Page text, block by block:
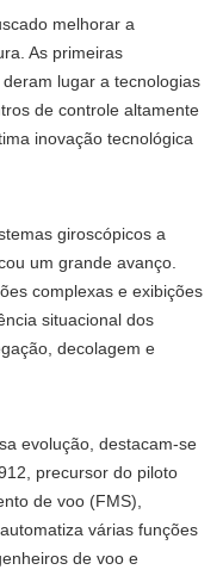
melhorar a
As primeiras
lugar a tecnologias
de controle altamente
inovação tecnológica
giroscópicos a
um grande avanço.
complexas e exibições
situacional dos
decolagem e
evolução, destacam-se
precursor do piloto
de voo (FMS),
várias funções
de voo e